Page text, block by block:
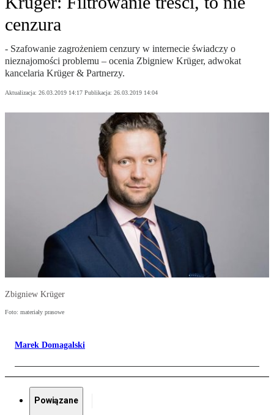
cenzura
- Szafowanie zagrożeniem cenzury w internecie świadczy o
nieznajomości problemu – ocenia Zbigniew Krüger, adwokat
kancelaria Krüger & Partnerzy.
Aktualizacja: 26.03.2019 14:17 Publikacja: 26.03.2019 14:04
Zbigniew Krüger
Foto: materiały prasowe
Marek Domagalski
Powiązane